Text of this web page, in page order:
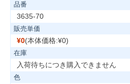
品番
3635-70
販売単価
¥0(本体価格:¥0)
在庫
入荷待ちにつき購入できません
色